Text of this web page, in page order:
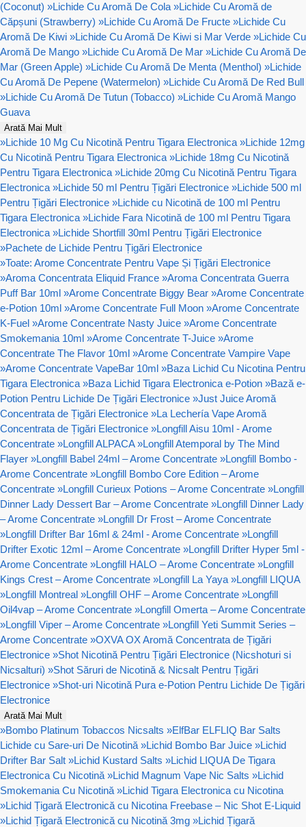
(Coconut) »Lichide Cu Aromă De Cola »Lichide Cu Aromă de
Căpșuni (Strawberry) »Lichide Cu Aromă De Fructe »Lichide Cu
Aromă De Kiwi »Lichide Cu Aromă De Kiwi si Mar Verde »Lichide Cu
Aromă De Mango »Lichide Cu Aromă De Mar »Lichide Cu Aromă De
Mar (Green Apple) »Lichide Cu Aromă De Menta (Menthol) »Lichide
Cu Aromă De Pepene (Watermelon) »Lichide Cu Aromă De Red Bull
»Lichide Cu Aromă De Tutun (Tobacco) »Lichide Cu Aromă Mango
Guava
Arată Mai Mult
»Lichide 10 Mg Cu Nicotină Pentru Tigara Electronica »Lichide 12mg
Cu Nicotină Pentru Tigara Electronica »Lichide 18mg Cu Nicotină
Pentru Tigara Electronica »Lichide 20mg Cu Nicotină Pentru Tigara
Electronica »Lichide 50 ml Pentru Țigări Electronice »Lichide 500 ml
Pentru Țigări Electronice »Lichide cu Nicotină de 100 ml Pentru
Tigara Electronica »Lichide Fara Nicotină de 100 ml Pentru Tigara
Electronica »Lichide Shortfill 30ml Pentru Țigări Electronice
»Pachete de Lichide Pentru Țigări Electronice
»Toate: Arome Concentrate Pentru Vape Și Țigări Electronice
»Aroma Concentrata Eliquid France »Aroma Concentrata Guerra
Puff Bar 10ml »Arome Concentrate Biggy Bear »Arome Concentrate
e-Potion 10ml »Arome Concentrate Full Moon »Arome Concentrate
K-Fuel »Arome Concentrate Nasty Juice »Arome Concentrate
Smokemania 10ml »Arome Concentrate T-Juice »Arome
Concentrate The Flavor 10ml »Arome Concentrate Vampire Vape
»Arome Concentrate VapeBar 10ml »Baza Lichid Cu Nicotina Pentru
Tigara Electronica »Baza Lichid Tigara Electronica e-Potion »Bază e-
Potion Pentru Lichide De Țigări Electronice »Just Juice Aromă
Concentrata de Țigări Electronice »La Lechería Vape Aromă
Concentrata de Țigări Electronice »Longfill Aisu 10ml - Arome
Concentrate »Longfill ALPACA »Longfill Atemporal by The Mind
Flayer »Longfill Babel 24ml – Arome Concentrate »Longfill Bombo -
Arome Concentrate »Longfill Bombo Core Edition – Arome
Concentrate »Longfill Curieux Potions – Arome Concentrate »Longfill
Dinner Lady Dessert Bar – Arome Concentrate »Longfill Dinner Lady
– Arome Concentrate »Longfill Dr Frost – Arome Concentrate
»Longfill Drifter Bar 16ml & 24ml - Arome Concentrate »Longfill
Drifter Exotic 12ml – Arome Concentrate »Longfill Drifter Hyper 5ml -
Arome Concentrate »Longfill HALO – Arome Concentrate »Longfill
Kings Crest – Arome Concentrate »Longfill La Yaya »Longfill LIQUA
»Longfill Montreal »Longfill OHF – Arome Concentrate »Longfill
Oil4vap – Arome Concentrate »Longfill Omerta – Arome Concentrate
»Longfill Viper – Arome Concentrate »Longfill Yeti Summit Series –
Arome Concentrate »OXVA OX Aromă Concentrata de Țigări
Electronice »Shot Nicotină Pentru Țigări Electronice (Nicshoturi si
Nicsalturi) »Shot Săruri de Nicotină & Nicsalt Pentru Țigări
Electronice »Shot-uri Nicotină Pura e-Potion Pentru Lichide De Țigări
Electronice
Arată Mai Mult
»Bombo Platinum Tobaccos Nicsalts »ElfBar ELFLIQ Bar Salts
Lichide cu Sare-uri De Nicotină »Lichid Bombo Bar Juice »Lichid
Drifter Bar Salt »Lichid Kustard Salts »Lichid LIQUA De Tigara
Electronica Cu Nicotină »Lichid Magnum Vape Nic Salts »Lichid
Smokemania Cu Nicotină »Lichid Tigara Electronica cu Nicotina
»Lichid Țigară Electronică cu Nicotina Freebase – Nic Shot E-Liquid
»Lichid Țigară Electronică cu Nicotină 3mg »Lichid Țigară